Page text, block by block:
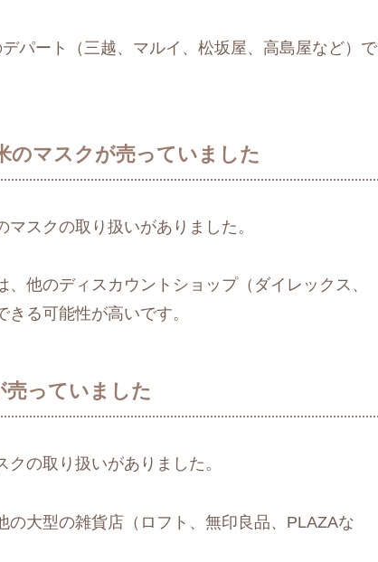
パート（三越、マルイ、松坂屋、高島屋など）で
のマスクが売っていました
スクの取り扱いがありました。
他のディスカウントショップ（ダイレックス、
る可能性が高いです。
っていました
の取り扱いがありました。
大型の雑貨店（ロフト、無印良品、PLAZAな